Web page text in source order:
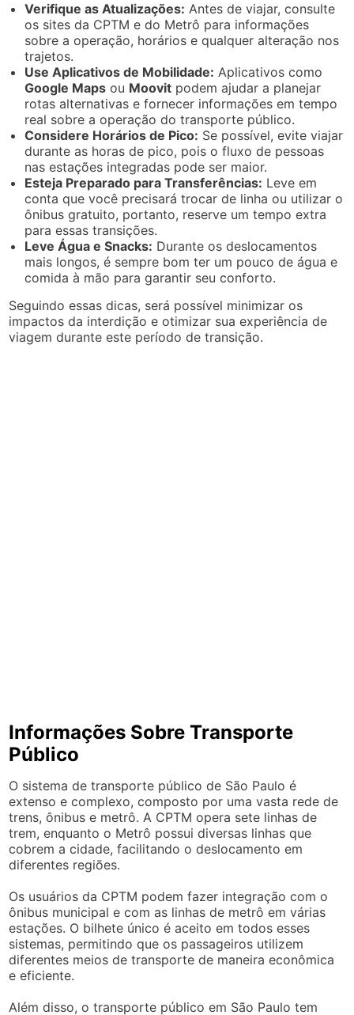
Verifique as Atualizações: Antes de viajar, consulte
os sites da CPTM e do Metrô para informações
sobre a operação, horários e qualquer alteração nos
trajetos.
Use Aplicativos de Mobilidade: Aplicativos como
Google Maps ou Moovit podem ajudar a planejar
rotas alternativas e fornecer informações em tempo
real sobre a operação do transporte público.
Considere Horários de Pico: Se possível, evite viajar
durante as horas de pico, pois o fluxo de pessoas
nas estações integradas pode ser maior.
Esteja Preparado para Transferências: Leve em
conta que você precisará trocar de linha ou utilizar o
ônibus gratuito, portanto, reserve um tempo extra
para essas transições.
Leve Água e Snacks: Durante os deslocamentos
mais longos, é sempre bom ter um pouco de água e
comida à mão para garantir seu conforto.
Seguindo essas dicas, será possível minimizar os
impactos da interdição e otimizar sua experiência de
viagem durante este período de transição.
Informações Sobre Transporte
Público
O sistema de transporte público de São Paulo é
extenso e complexo, composto por uma vasta rede de
trens, ônibus e metrô. A CPTM opera sete linhas de
trem, enquanto o Metrô possui diversas linhas que
cobrem a cidade, facilitando o deslocamento em
diferentes regiões.
Os usuários da CPTM podem fazer integração com o
ônibus municipal e com as linhas de metrô em várias
estações. O bilhete único é aceito em todos esses
sistemas, permitindo que os passageiros utilizem
diferentes meios de transporte de maneira econômica
e eficiente.
Além disso, o transporte público em São Paulo tem